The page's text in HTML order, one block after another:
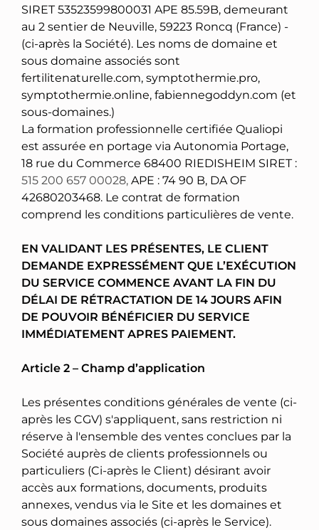
SIRET 53523599800031 APE 85.59B, demeurant
au 2 sentier de Neuville, 59223 Roncq (France) -
(ci-après la Société). Les noms de domaine et
sous domaine associés sont
fertilitenaturelle.com, symptothermie.pro,
symptothermie.online, fabiennegoddyn.com (et
sous-domaines.)
La formation professionnelle certifiée Qualiopi
est assurée en portage via Autonomia Portage,
18 rue du Commerce 68400 RIEDISHEIM SIRET :
515 200 657 00028, APE : 74 90 B, DA OF
42680203468. Le contrat de formation
comprend les conditions particulières de vente.
EN VALIDANT LES PRÉSENTES, LE CLIENT
DEMANDE EXPRESSÉMENT QUE L’EXÉCUTION
DU SERVICE COMMENCE AVANT LA FIN DU
DÉLAI DE RÉTRACTATION DE 14 JOURS AFIN
DE POUVOIR BÉNÉFICIER DU SERVICE
IMMÉDIATEMENT APRES PAIEMENT.
Article 2 – Champ d’application
Les présentes conditions générales de vente (ci-
après les CGV) s'appliquent, sans restriction ni
réserve à l'ensemble des ventes conclues par la
Société auprès de clients professionnels ou
particuliers (Ci-après le Client) désirant avoir
accès aux formations, documents, produits
annexes, vendus via le Site et les domaines et
sous domaines associés (ci-après le Service).